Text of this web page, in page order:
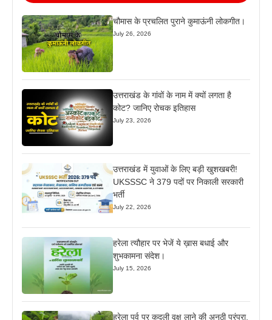
चौमास के प्रचलित पुराने कुमाऊंनी लोकगीत।
July 26, 2026
उत्तराखंड के गांवों के नाम में क्यों लगता है
कोट? जानिए रोचक इतिहास
July 23, 2026
उत्तराखंड में युवाओं के लिए बड़ी खुशखबरी!
UKSSSC ने 379 पदों पर निकाली सरकारी
भर्ती
July 22, 2026
हरेला त्यौहार पर भेजें ये ख़ास बधाई और
शुभकामना संदेश।
July 15, 2026
हरेला पर्व पर कदली वृक्ष लाने की अनूठी परंपरा,